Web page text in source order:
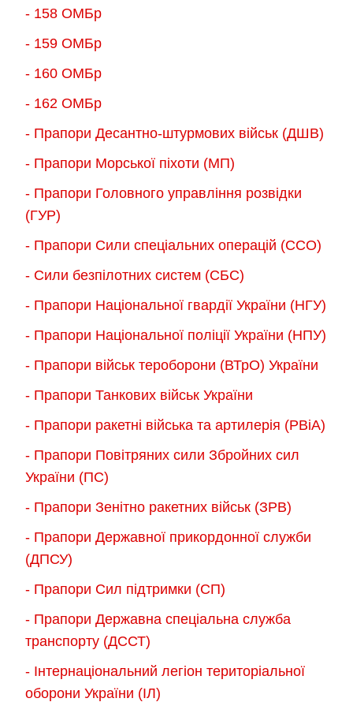
- 158 ОМБр
- 159 ОМБр
- 160 ОМБр
- 162 ОМБр
- Прапори Десантно-штурмових військ (ДШВ)
- Прапори Морської піхоти (МП)
- Прапори Головного управління розвідки
(ГУР)
- Прапори Сили спеціальних операцій (ССО)
- Сили безпілотних систем (СБС)
- Прапори Національної гвардії України (НГУ)
- Прапори Національної поліції України (НПУ)
- Прапори військ тероборони (ВТрО) України
- Прапори Танкових військ України
- Прапори ракетні війська та артилерія (РВіА)
- Прапори Повітряних сили Збройних сил
України (ПС)
- Прапори Зенітно ракетних військ (ЗРВ)
- Прапори Державної прикордонної служби
(ДПСУ)
- Прапори Сил підтримки (СП)
- Прапори Державна спеціальна служба
транспорту (ДССТ)
- Інтернаціональний легіон територіальної
оборони України (ІЛ)